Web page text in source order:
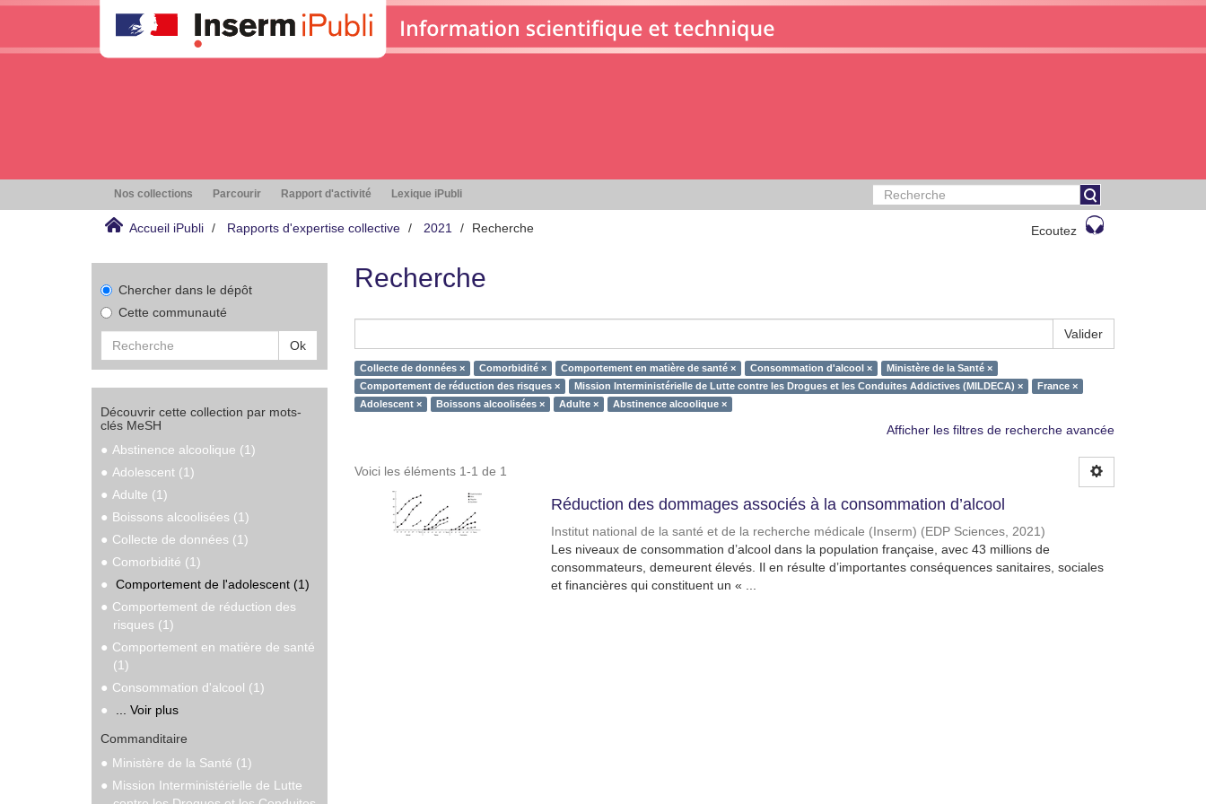
Nos collections Parcourir Rapport d'activité Lexique iPubli
Accueil iPubli Rapports d'expertise collective 2021 Recherche Ecoutez
Chercher dans le dépôt
Cette communauté
Ok
Découvrir cette collection par mots-
clés MeSH
Abstinence alcoolique (1)
Adolescent (1)
Adulte (1)
Boissons alcoolisées (1)
Collecte de données (1)
Comorbidité (1)
Comportement de l'adolescent (1)
Comportement de réduction des
risques (1)
Comportement en matière de santé
(1)
Consommation d'alcool (1)
... Voir plus
Commanditaire
Ministère de la Santé (1)
Mission Interministérielle de Lutte
Recherche
Valider
Collecte de données × Comorbidité × Comportement en matière de santé × Consommation d'alcool ×
Ministère de la Santé ×
Comportement de réduction des risques ×
Mission Interministérielle de Lutte contre les Drogues et les Conduites Addictives (MILDECA) ×
France ×
Adolescent ×
Boissons alcoolisées × Adulte × Abstinence alcoolique ×
Afficher les filtres de recherche avancée
Voici les éléments 1-1 de 1
Réduction des dommages associés à la consommation d’alcool
Institut national de la santé et de la recherche médicale (Inserm) (EDP Sciences, 2021)
Les niveaux de consommation d’alcool dans la population française, avec 43 millions de
consommateurs, demeurent élevés. Il en résulte d’importantes conséquences sanitaires, sociales
et financières qui constituent un « ...